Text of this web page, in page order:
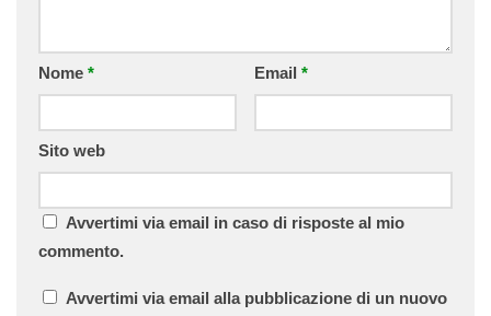
Nome * Email *
Sito web
Avvertimi via email in caso di risposte al mio
commento.
Avvertimi via email alla pubblicazione di un nuovo